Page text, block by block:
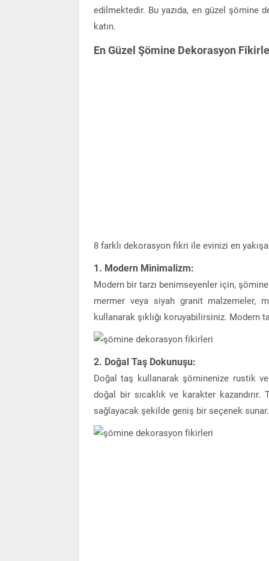
edilmektedir. Bu yazıda, en güzel şömine
katın.
En Güzel Şömine Dekorasyon
8 farklı dekorasyon fikri ile evinizi en
1. Modern Minimalizm:
Modern bir tarzı benimseyenler için,
mermer veya siyah granit malzemeler,
kullanarak şıklığı koruyabilirsiniz. Modern
2. Doğal Taş Dokunuşu:
Doğal taş kullanarak şöminenize rustik
doğal bir sıcaklık ve karakter
sağlayacak şekilde geniş bir seçenek sunar.